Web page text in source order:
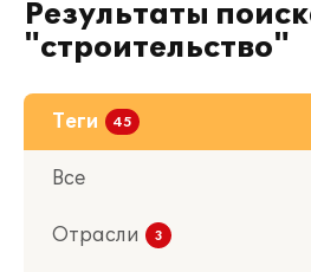
Результаты
"строительство"
Все
Отрасли
Теги